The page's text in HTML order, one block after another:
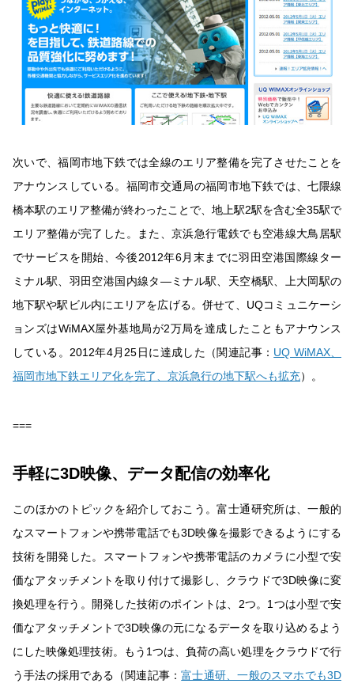
次いで、福岡市地下鉄では全線のエリア整備を完了させたことを
アナウンスしている。福岡市交通局の福岡市地下鉄では、七隈線
橋本駅のエリア整備が終わったことで、地上駅2駅を含む全35駅で
エリア整備が完了した。また、京浜急行電鉄でも空港線大鳥居駅
でサービスを開始、今後2012年6月末までに羽田空港国際線ター
ミナル駅、羽田空港国内線タ―ミナル駅、天空橋駅、上大岡駅の
地下駅や駅ビル内にエリアを広げる。併せて、UQコミュニケーシ
ョンズはWiMAX屋外基地局が2万局を達成したこともアナウンス
している。2012年4月25日に達成した（関連記事： UQ WiMAX、
福岡市地下鉄エリア化を完了、京浜急行の地下駅へも拡充）。
===
手軽に3D映像、データ配信の効率化
このほかのトピックを紹介しておこう。富士通研究所は、一般的
なスマートフォンや携帯電話でも3D映像を撮影できるようにする
技術を開発した。スマートフォンや携帯電話のカメラに小型で安
価なアタッチメントを取り付けて撮影し、クラウドで3D映像に変
換処理を行う。開発した技術のポイントは、2つ。1つは小型で安
価なアタッチメントで3D映像の元になるデータを取り込めるよう
にした映像処理技術。もう1つは、負荷の高い処理をクラウドで行
う手法の採用である（関連記事：富士通研、一般のスマホでも3D